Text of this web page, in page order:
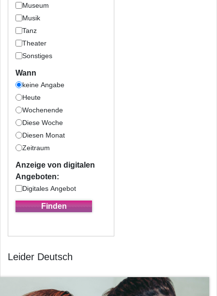
Museum
Musik
Tanz
Theater
Sonstiges
Wann
keine Angabe
Heute
Wochenende
Diese Woche
Diesen Monat
Zeitraum
Anzeige von digitalen
Angeboten:
Digitales Angebot
Leider Deutsch